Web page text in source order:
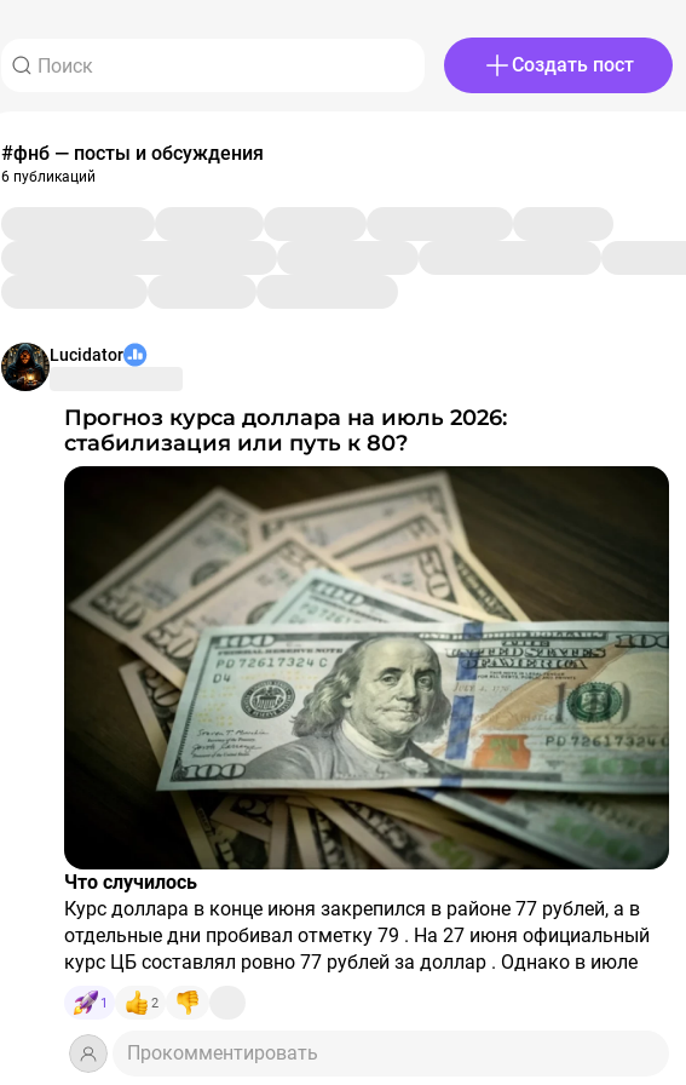
Создать пост
#фнб — посты и обсуждения
6 публикаций
Lucidator
Прогноз курса доллара на июль 2026:
стабилизация или путь к 80?
Что случилось
Курс доллара в конце июня закрепился в районе 77 рублей, а в
отдельные дни пробивал отметку 79 . На 27 июня официальный
курс ЦБ составлял ровно 77 рублей за доллар . Однако в июле
рубль ждёт серьёзное испытание: нефть дешевеет, а Центробанк
с 1 июля сокращает продажи валюты в 8 раз — с 4,6 млрд до 0,58
млрд рублей в день .
Почему это важно
На валютный курс в июле будут давить сразу три фактора:
1 2
Прокомментировать